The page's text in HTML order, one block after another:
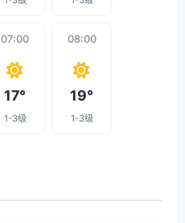
07:00
17°
1-3级
08:00
19°
1-3级